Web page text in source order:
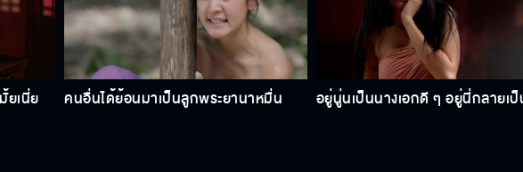
ยเนี่ย คนอื่นได้ย้อนมาเป็นลูกพระยานาหมื่น อยู่นู่นเป็นนางเอกดี ๆ อยู่นี่กลายเ